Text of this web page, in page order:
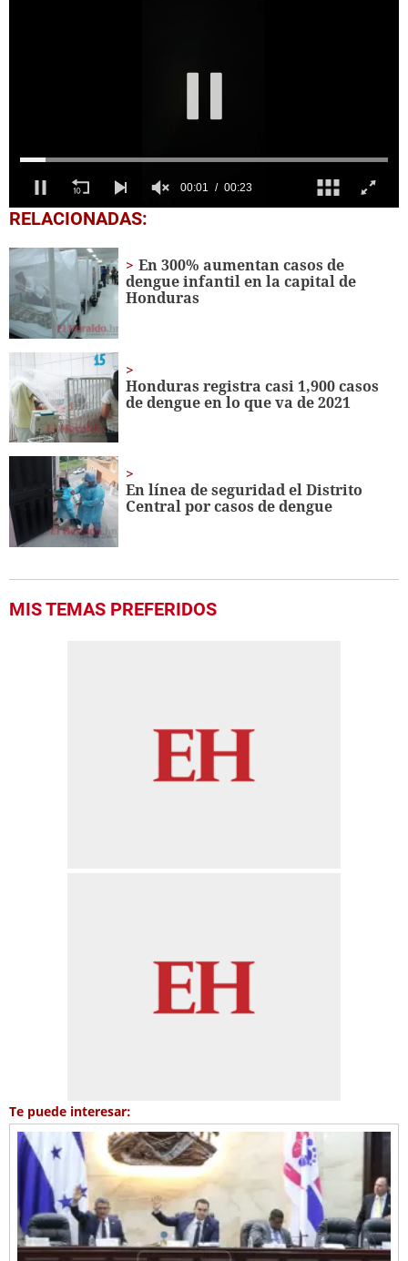
0
seconds
seconds
RELACIONADAS:
En 300% aumentan casos de
dengue infantil en la capital de
Honduras
Honduras registra casi 1,900 casos
de dengue en lo que va de 2021
En línea de seguridad el Distrito
Central por casos de dengue
MIS TEMAS PREFERIDOS
Te puede interesar: